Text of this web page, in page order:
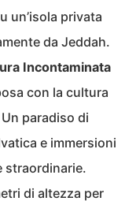
un’isola privata
da Jeddah.
Incontaminata
con la cultura
Un paradiso di
e immersioni
straordinarie.
di altezza per